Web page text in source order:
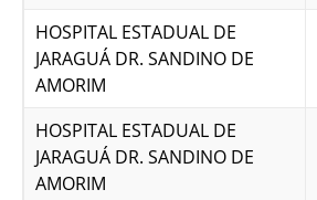
HOSPITAL ESTADUAL DE
JARAGUÁ DR. SANDINO DE
AMORIM
HOSPITAL ESTADUAL DE
JARAGUÁ DR. SANDINO DE
AMORIM